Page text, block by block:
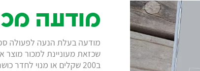
מודעה
מודעה בעלת הנעה לפעולה
שכזאת מעוניינת למכור מוצר
ב200 שקלים או מנוי לחדר כושר תמורת 200 שח לחודש.